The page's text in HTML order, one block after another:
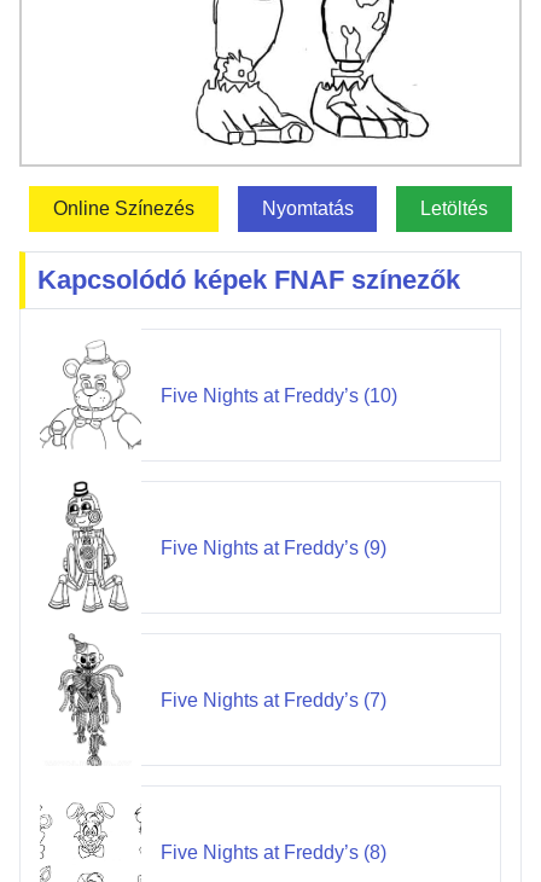
Online Színezés Nyomtatás Letöltés
Kapcsolódó képek FNAF színezők
Five Nights at Freddy’s (10)
Five Nights at Freddy’s (9)
Five Nights at Freddy’s (7)
Five Nights at Freddy’s (8)